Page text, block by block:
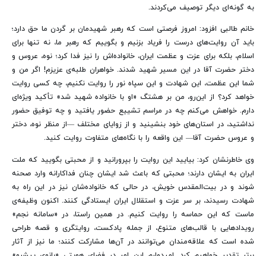
به گونه‌ای دیگر توصیف می‌کردند.
خانم طالبی افزود: امروز فرصتی است که رهبر شهیدمان بر گردن ما حق دارد؛
باید آن روایت‌های درست را فریاد بزنیم و بگوییم که رهبر ما، نه تنها برای
اسلام، بلکه برای عزت و عظمت ایران، خانواده‌اش را نیز فدا کرد؛ نوه، عروس و
دختر حضرت آقا در این مسیر شهید شدند. خواهران طلبه‌ی عزیزم! اگر من و
شما این عظمت، این شهادت و این سپاه نور را روایت نکنیم، چه کسی روایت
خواهد کرد؟ از این‌رو، من بر هشتگ «او با خانواده شهید شد» تأکید ویژه‌ای
دارم. خواهش می‌کنم چه در مراسم تشییع حضور یافتید و چه توفیق حضور
نداشتید، در استان‌های خود بنشینید و از زوایای مختلف —از منظر نوه، دختر
و عروس حضرت آقا— این واقعه را با نگاه‌های متفاوت روایت کنید.
وی خاطرنشان کرد: بیایید این روایت را بپرورانید و از محبتی بگویید که ملت
ایران به ایشان دارند؛ محبتی که باعث شد ایشان چنان فداکارانه وارد صحنه
شوند و در بیت‌المقدس خویش، در حالی که خانواده‌شان نیز در این راه به
شهادت رسیدند، بر سر عزت و استقلال ایران ایستادگی کنند. اکنون وظیفه‌ی
ماست که این حماسه را روایت کنیم. در همین راستا، در «سامانه نجم»
رویدادهایی با قالب‌های متنوع، از جمله پادکست، روایتگری و قصه طراحی
شده است که علاقه‌مندان می‌توانند در آن‌ها مشارکت کنند؛ ما نیز از آثار